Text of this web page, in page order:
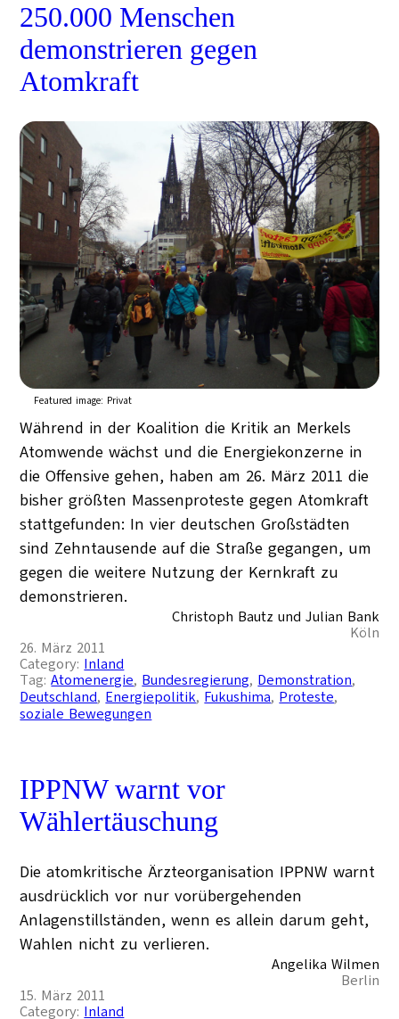
250.000 Menschen
demonstrieren gegen
Atomkraft
Featured image: Privat
Während in der Koalition die Kritik an Merkels
Atomwende wächst und die Energiekonzerne in
die Offensive gehen, haben am 26. März 2011 die
bisher größten Massenproteste gegen Atomkraft
stattgefunden: In vier deutschen Großstädten
sind Zehntausende auf die Straße gegangen, um
gegen die weitere Nutzung der Kernkraft zu
demonstrieren.
Christoph Bautz und Julian Bank
Köln
26. März 2011
Category: Inland
Tag:Atomenergie, Bundesregierung, Demonstration
Deutschland, Energiepolitik, Fukushima, Proteste
soziale Bewegungen
IPPNW warnt vor
Wählertäuschung
Die atomkritische Ärzteorganisation IPPNW warnt
ausdrücklich vor nur vorübergehenden
Anlagenstillständen, wenn es allein darum geht,
Wahlen nicht zu verlieren.
Angelika Wilmen
Berlin
15. März 2011
Category: Inland